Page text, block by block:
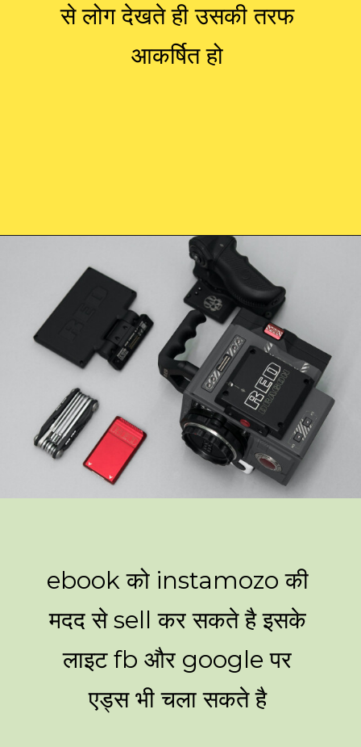
से लोग देखते ही उसकी तरफ
आकर्षित हो
ebook को instamozo की
मदद से sell कर सकते है इसके
लाइट fb और google पर
एड्स भी चला सकते है